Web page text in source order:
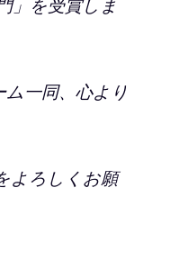
」を受賞しま
一同、心より
よろしくお願